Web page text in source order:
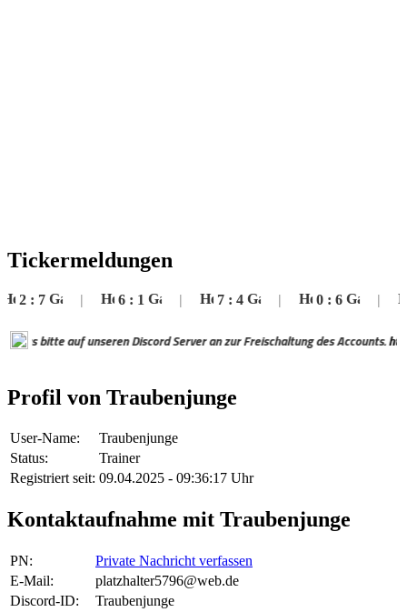
Tickermeldungen
2:7 6:1 7:4 0:6 5
bitte auf unseren Discord Server an zur Freischaltung des Accounts.https://
Profil von Traubenjunge
User-Name:
Traubenjunge
Status:
Trainer
Registriert seit: 09.04.2025 - 09:36:17 Uhr
Kontaktaufnahme mit Traubenjunge
PN:
Private Nachricht verfassen
E-Mail:
platzhalter5796@web.de
Discord-ID:
Traubenjunge